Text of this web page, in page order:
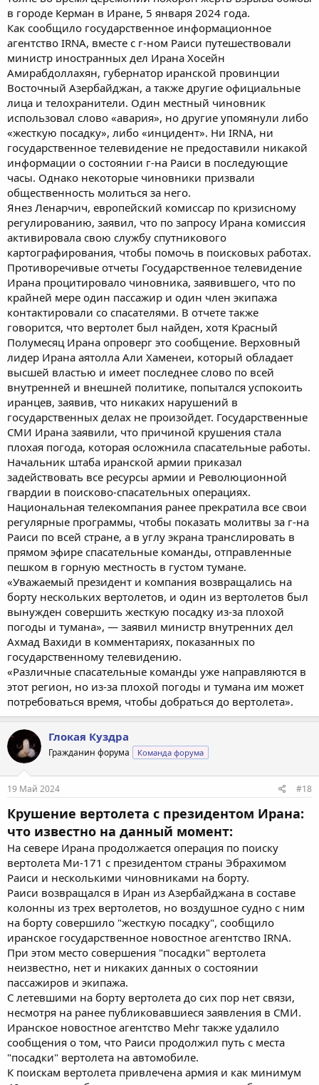
в городе Керман в Иране, 5 января 2024 года.
Как сообщило государственное информационное
агентство IRNA, вместе с г-ном Раиси путешествовали
министр иностранных дел Ирана Хосейн
Амирабдоллахян, губернатор иранской провинции
Восточный Азербайджан, а также другие официальные
лица и телохранители. Один местный чиновник
использовал слово «авария», но другие упомянули либо
«жесткую посадку», либо «инцидент». Ни IRNA, ни
государственное телевидение не предоставили никакой
информации о состоянии г-на Раиси в последующие
часы. Однако некоторые чиновники призвали
общественность молиться за него.
Янез Ленарчич, европейский комиссар по кризисному
регулированию, заявил, что по запросу Ирана комиссия
активировала свою службу спутникового
картографирования, чтобы помочь в поисковых работах.
Противоречивые отчеты Государственное телевидение
Ирана процитировало чиновника, заявившего, что по
крайней мере один пассажир и один член экипажа
контактировали со спасателями. В отчете также
говорится, что вертолет был найден, хотя Красный
Полумесяц Ирана опроверг это сообщение. Верховный
лидер Ирана аятолла Али Хаменеи, который обладает
высшей властью и имеет последнее слово по всей
внутренней и внешней политике, попытался успокоить
иранцев, заявив, что никаких нарушений в
государственных делах не произойдет. Государственные
СМИ Ирана заявили, что причиной крушения стала
плохая погода, которая осложнила спасательные работы.
Начальник штаба иранской армии приказал
задействовать все ресурсы армии и Революционной
гвардии в поисково-спасательных операциях.
Национальная телекомпания ранее прекратила все свои
регулярные программы, чтобы показать молитвы за г-на
Раиси по всей стране, а в углу экрана транслировать в
прямом эфире спасательные команды, отправленные
пешком в горную местность в густом тумане.
«Уважаемый президент и компания возвращались на
борту нескольких вертолетов, и один из вертолетов был
вынужден совершить жесткую посадку из-за плохой
погоды и тумана», — заявил министр внутренних дел
Ахмад Вахиди в комментариях, показанных по
государственному телевидению.
«Различные спасательные команды уже направляются в
этот регион, но из-за плохой погоды и тумана им может
потребоваться время, чтобы добраться до вертолета».
Глокая Куздра
Гражданин форума Команда форума
19 Май 2024 #18
Крушение вертолета с президентом Ирана:
что известно на данный момент:
На севере Ирана продолжается операция по поиску
вертолета Ми-171 с президентом страны Эбрахимом
Раиси и несколькими чиновниками на борту.
Раиси возвращался в Иран из Азербайджана в составе
колонны из трех вертолетов, но воздушное судно с ним
на борту совершило "жесткую посадку", сообщило
иранское государственное новостное агентство IRNA.
При этом место совершения "посадки" вертолета
неизвестно, нет и никаких данных о состоянии
пассажиров и экипажа.
С летевшими на борту вертолета до сих пор нет связи,
несмотря на ранее публиковавшиеся заявления в СМИ.
Иранское новостное агентство Mehr также удалило
сообщения о том, что Раиси продолжил путь с места
"посадки" вертолета на автомобиле.
К поискам вертолета привлечена армия и как минимум